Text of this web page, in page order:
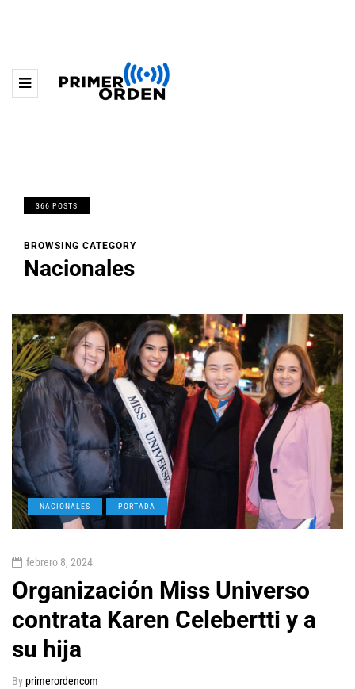
366 POSTS
BROWSING CATEGORY
Nacionales
NACIONALES PORTADA
febrero 8, 2024
Organización Miss Universo
contrata Karen Celebertti y a
su hija
Byprimerordencom